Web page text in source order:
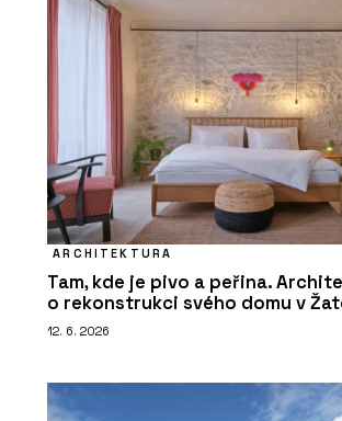
ARCHITEKTURA
Tam, kde je pivo a peřina.
o rekonstrukci svého domu v
12. 6. 2026